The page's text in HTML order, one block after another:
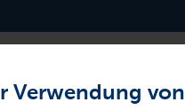
Verwendung von